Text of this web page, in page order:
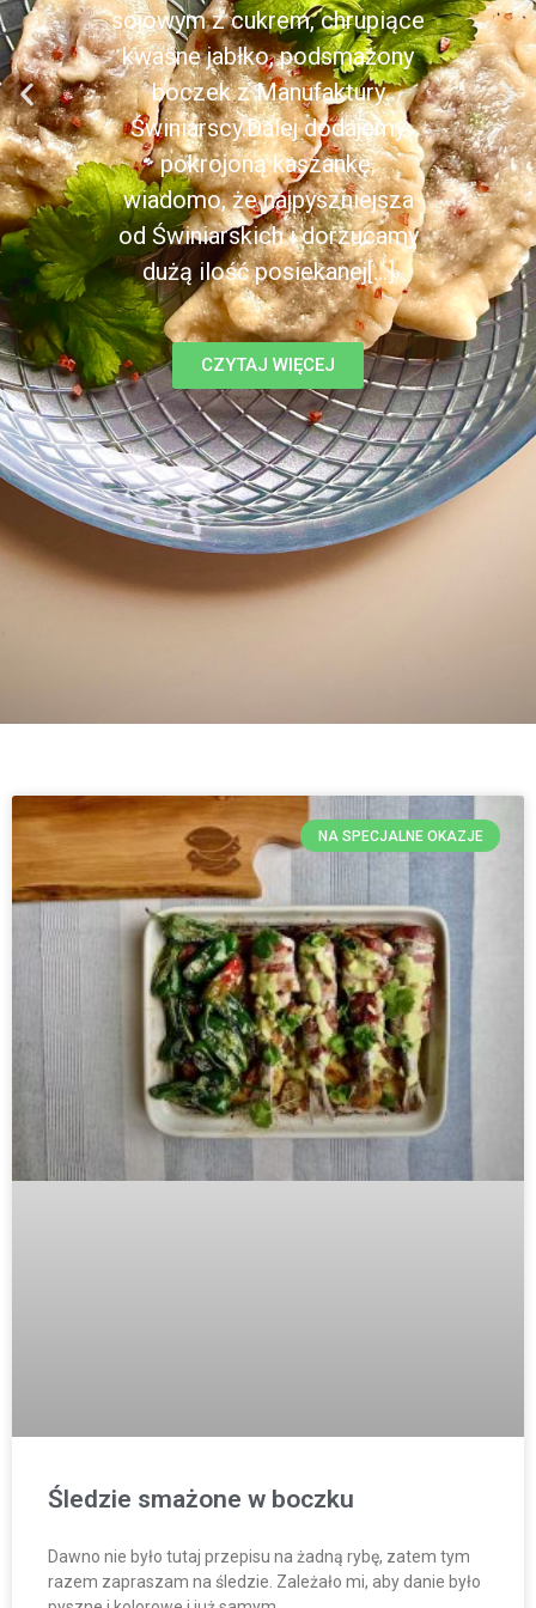
sojowym z cukrem, chrupiące
kwaśne jabłko, podsmażony
boczek z Manufaktury
Świniarscy.Dalej dodajemy
pokrojoną kaszankę,
wiadomo, że najpyszniejsza
od Świniarskich i dorzucamy
dużą ilość posiekanej[...]
CZYTAJ WIĘCEJ
NA SPECJALNE OKAZJE
Śledzie smażone w boczku
Dawno nie było tutaj przepisu na żadną rybę, zatem tym
razem zapraszam na śledzie. Zależało mi, aby danie było